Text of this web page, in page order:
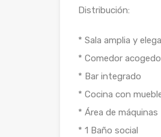
Distribución:
* Sala amplia y
* Comedor
* Bar integrado
* Cocina con
* Área de máquinas
* 1 Baño social